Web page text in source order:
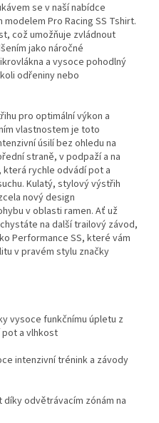
se v naší nabídce
Pro Racing SS Tshirt.
což umožňuje zvládnout
jako náročné
a vysoce pohodlný
odřeniny nebo
pro optimální výkon a
vlastnostem je toto
úsilí bez ohledu na
straně, v podpaží a na
rychle odvádí pot a
Kulatý, stylový výstřih
nový design
v oblasti ramen. Ať už
na další trailový závod,
Performance SS, které vám
v pravém stylu značky
vysoce funkčnímu úpletu z
a vlhkost
intenzivní trénink a závody
odvětrávacím zónám na